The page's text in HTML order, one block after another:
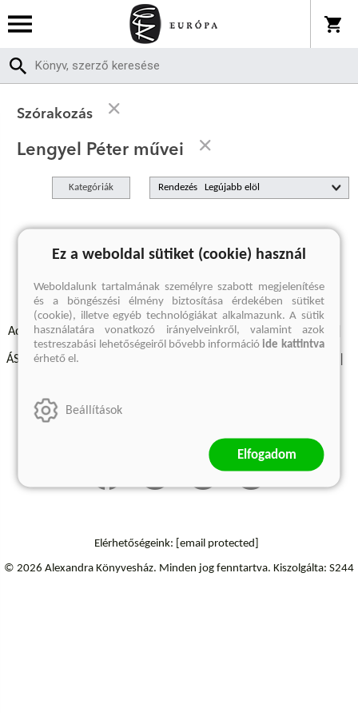
Szórakozás
Lengyel Péter művei
Kategóriák Rendezés
A keresett kifejezésre nincs találat
Adatvédelmi szabályzatok Elállási felmondási nyilatkozat
ÁSZF - Vásárlási feltételek
Szállítási információk
Elérhetőségeink: [email protected]
© 2026 Alexandra Könyvesház. Minden jog fenntartva. Kiszolgálta: S244
Ez a weboldal sütiket (cookie) használ
Weboldalunk tartalmának személyre szabott megjelenítése
és a böngészési élmény biztosítása érdekében sütiket
(cookie), illetve egyéb technológiákat alkalmazunk. A sütik
használatára vonatkozó irányelveinkről, valamint azok
testreszabási lehetőségeiről bővebb információide kattintva
érhető el.
Beállítások
Elfogadom